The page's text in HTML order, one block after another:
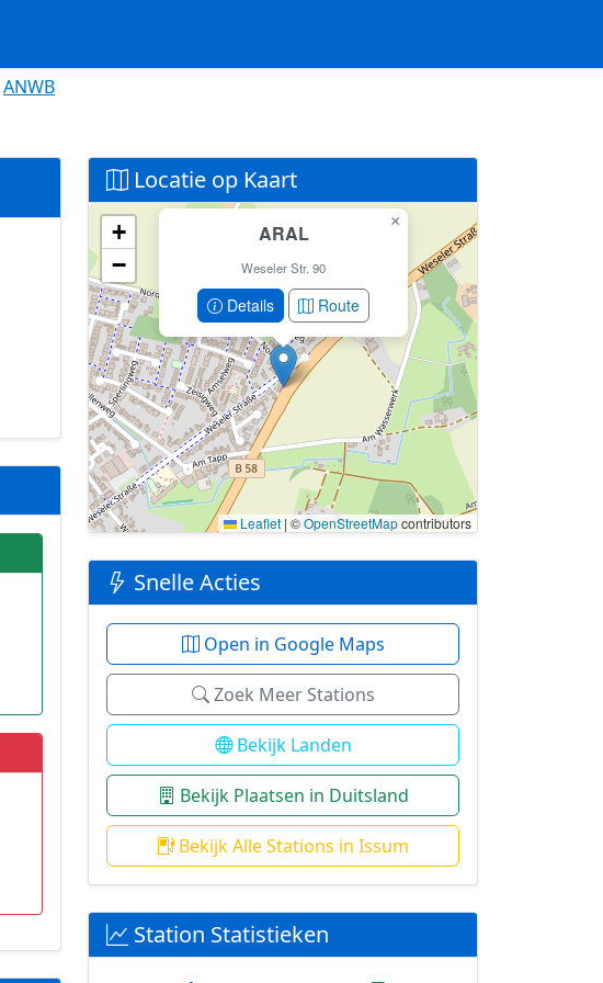
ANWB
Locatie op Kaart
station.
Dit station heeft geen GPS coördinaten in de database.
ARAL
Weseler Str. 90
Details Route
×
+
−
Leaflet | ©OpenStreetMapcontributors
Snelle Acties
Open in Google Maps
Zoek Meer Stations
Bekijk Landen
Bekijk Plaatsen in Duitsland
Bekijk Alle Stations in Issum
Station Statistieken